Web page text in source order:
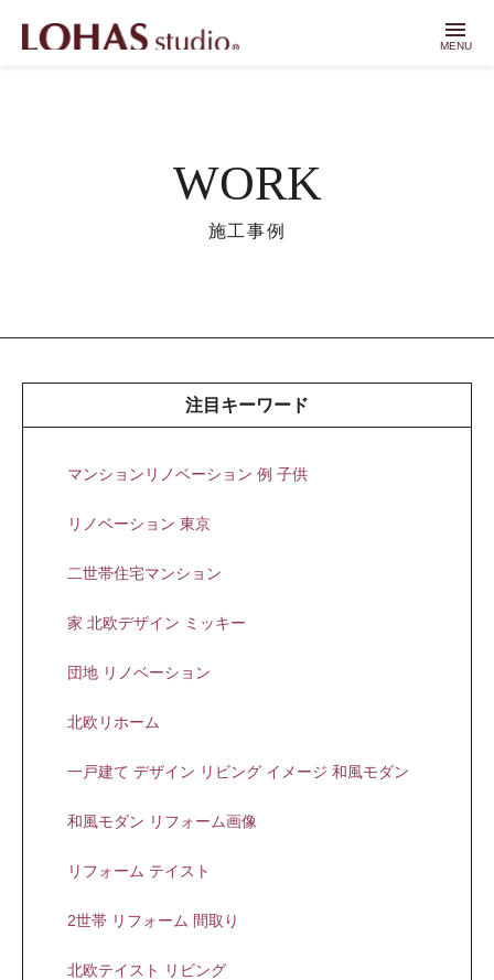
menu
MENU
WORK
施工事例
注目キーワード
マンションリノベーション 例 子供
リノベーション 東京
二世帯住宅マンション
家 北欧デザイン ミッキー
団地 リノベーション
北欧リホーム
一戸建て デザイン リビング イメージ 和風モダン
和風モダン リフォーム画像
リフォーム テイスト
2世帯 リフォーム 間取り
北欧テイスト リビング